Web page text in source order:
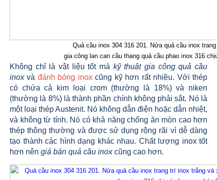
Quả cầu inox 304 316 201. Nửa quả cầu inox
gia công lan can cầu thang quả cầu phao inox 316
Không chỉ là vật liệu tốt mà kỹ thuật gia công quả cầu
inoxvà đánh bóng inoxcũng kỹ hơn rất nhiều. Với thép
có chứa cả kim loại crom (thường là 18%) và niken
(thường là 8%) là thành phần chính không phải sắt. Nó là
một loại thép Austenit. Nó không dẫn điện hoặc dẫn nhiệt,
và không từ tính. Nó có khả năng chống ăn mòn cao hơn
thép thông thường và được sử dụng rộng rãi vì dễ dàng
tạo thành các hình dạng khác nhau. Chất lượng inox tốt
hơn nên giá bán quả cầu inoxcũng cao hơn.